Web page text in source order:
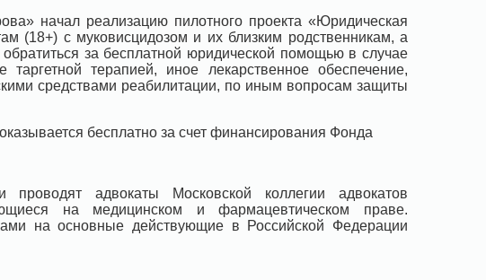
начал реализацию пилотного проекта «Юридическая
(18+) с муковисцидозом и их близким родственникам, а
за бесплатной юридической помощью в случае
терапией, иное лекарственное обеспечение,
средствами реабилитации, по иным вопросам защиты
бесплатно за счет финансирования Фонда
адвокаты Московской коллегии адвокатов
на медицинском и фармацевтическом праве.
на основные действующие в Российской Федерации